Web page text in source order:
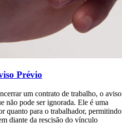
Prévio
um contrato de trabalho, o aviso
não pode ser ignorada. Ele é uma
quanto para o trabalhador, permitindo
diante da rescisão do vínculo